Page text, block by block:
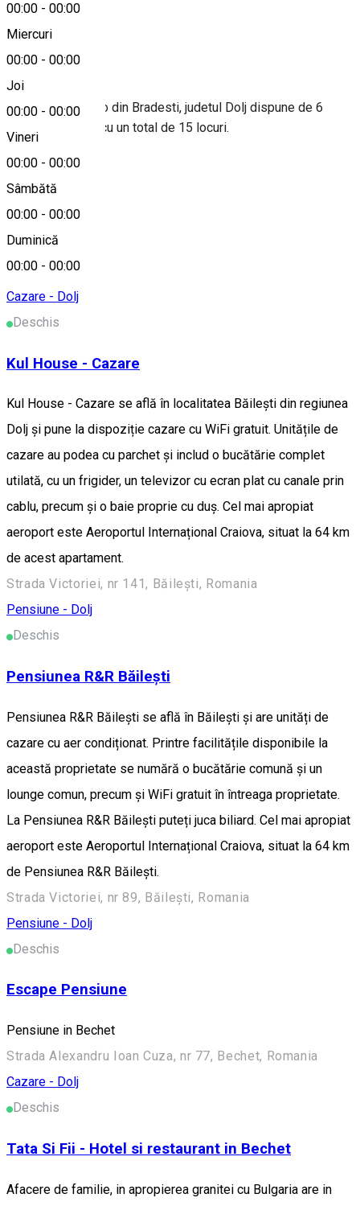
00:00 - 00:00
Miercuri
00:00 - 00:00
Joi
00:00 - 00:00
Vineri
00:00 - 00:00
Sâmbătă
00:00 - 00:00
Duminică
00:00 - 00:00
Hartă
Despre
Pensiunea Gableo din Bradesti, judetul Dolj dispune de 6
camere ( spatii ) cu un total de 15 locuri.
2 flori
Cazare - Dolj
Deschis
Kul House - Cazare
Kul House - Cazare se află în localitatea Băileşti din regiunea
Dolj și pune la dispoziție cazare cu WiFi gratuit. Unitățile de
cazare au podea cu parchet și includ o bucătărie complet
utilată, cu un frigider, un televizor cu ecran plat cu canale prin
cablu, precum și o baie proprie cu duș. Cel mai apropiat
aeroport este Aeroportul Internațional Craiova, situat la 64 km
de acest apartament.
Strada Victoriei, nr 141, Băilești, Romania
Pensiune - Dolj
Deschis
Pensiunea R&R Băilești
Pensiunea R&R Băilești se află în Băileşti și are unități de
cazare cu aer condiționat. Printre facilitățile disponibile la
această proprietate se numără o bucătărie comună și un
lounge comun, precum și WiFi gratuit în întreaga proprietate.
La Pensiunea R&R Băilești puteți juca biliard. Cel mai apropiat
aeroport este Aeroportul Internațional Craiova, situat la 64 km
de Pensiunea R&R Băilești.
Strada Victoriei, nr 89, Băilești, Romania
Pensiune - Dolj
Deschis
Escape Pensiune
Pensiune in Bechet
Strada Alexandru Ioan Cuza, nr 77, Bechet, Romania
Cazare - Dolj
Deschis
Tata Si Fii - Hotel si restaurant in Bechet
Afacere de familie, in apropierea granitei cu Bulgaria are in